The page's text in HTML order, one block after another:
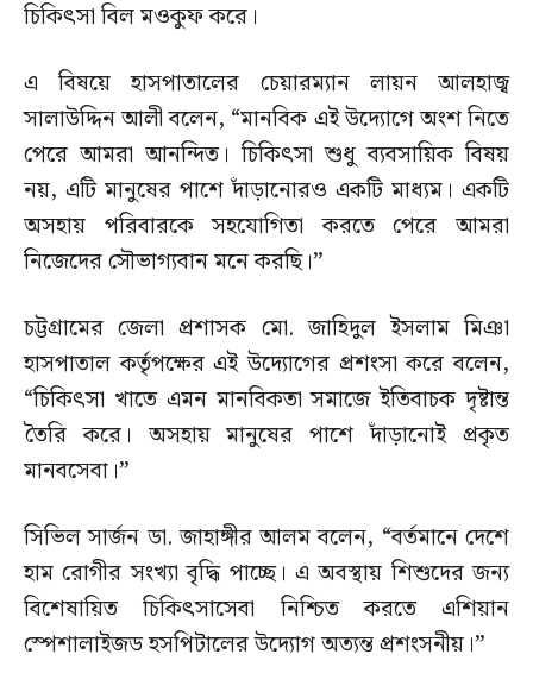
চিকিৎসা বিল মওকুফ করে।
এ বিষয়ে হাসপাতালের চেয়ারম্যান লায়ন আলহাজ্ব
সালাউদ্দিন আলী বলেন, “মানবিক এই উদ্যোগে অংশ নিতে
পেরে আমরা আনন্দিত। চিকিৎসা শুধু ব্যবসায়িক বিষয়
নয়, এটি মানুষের পাশে দাঁড়ানোরও একটি মাধ্যম। একটি
অসহায় পরিবারকে সহযোগিতা করতে পেরে আমরা
নিজেদের সৌভাগ্যবান মনে করছি।”
চট্টগ্রামের জেলা প্রশাসক মো. জাহিদুল ইসলাম মিঞা
হাসপাতাল কর্তৃপক্ষের এই উদ্যোগের প্রশংসা করে বলেন,
“চিকিৎসা খাতে এমন মানবিকতা সমাজে ইতিবাচক দৃষ্টান্ত
তৈরি করে। অসহায় মানুষের পাশে দাঁড়ানোই প্রকৃত
মানবসেবা।”
সিভিল সার্জন ডা. জাহাঙ্গীর আলম বলেন, “বর্তমানে দেশে
হাম রোগীর সংখ্যা বৃদ্ধি পাচ্ছে। এ অবস্থায় শিশুদের জন্য
বিশেষায়িত চিকিৎসাসেবা নিশ্চিত করতে এশিয়ান
স্পেশালাইজড হসপিটালের উদ্যোগ অত্যন্ত প্রশংসনীয়।”